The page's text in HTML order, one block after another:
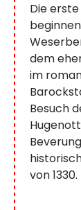
Die
dem
im
Besuch
von 1330.